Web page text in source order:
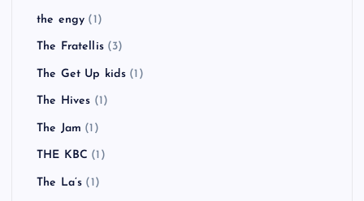
the engy (1)
The Fratellis(3)
The Get Up kids (1)
The Hives (1)
The Jam (1)
THE KBC (1)
The La’s (1)